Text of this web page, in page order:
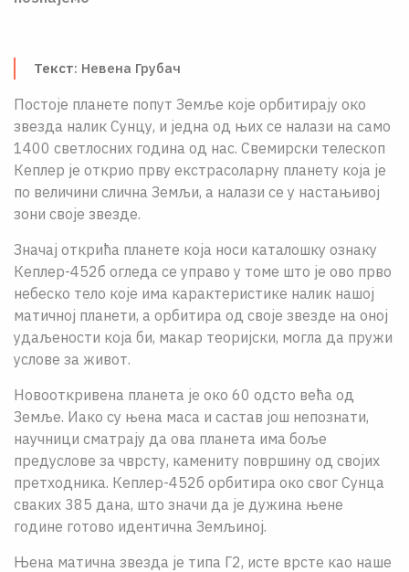
ЦПН
LAT
Текст: Невена Грубач
Постоjе планете попут Земље које орбитирају око
звезда налик Сунцу, и jедна од њих се налази на само
1400 светлосних година од нас. Свемирски телескоп
Кеплер jе открио прву екстрасоларну планету коjа jе
по величини слична Земљи, а налази се у настањивоj
зони своjе звезде.
Значаj открића планете коjа носи каталошку ознаку
Кеплер-452б огледа се управо у томе што jе ово прво
небеско тело коjе има карактеристике налик нашоj
матичноj планети, а орбитира од своjе звезде на оноj
удаљености коjа би, макар теориjски, могла да пружи
услове за живот.
Новооткривена планета jе око 60 одсто већа од
Земље. Иако су њена маса и састав jош непознати,
научници сматраjу да ова планета има боље
предуслове за чврсту, камениту површину од своjих
претходника. Кеплер-452б орбитира око свог Сунца
сваких 385 дана, што значи да jе дужина њене
године готово идентична Земљиноj.
Њена матична звезда jе типа Г2, исте врсте као наше